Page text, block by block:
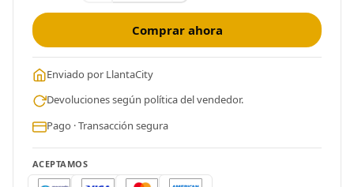
Comprar ahora
Enviado por LlantaCity
Devoluciones según política del vendedor.
Pago · Transacción segura
ACEPTAMOS